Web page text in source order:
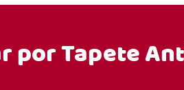
porTapete